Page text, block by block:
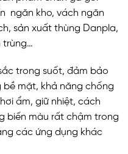
ngăn kho, vách ngăn
sản xuất thùng Danpla,
trùng…
trong suốt, đảm bảo
mặt, khả năng chống
ẩm, giữ nhiệt, cách
biến màu rất chậm trong
các ứng dụng khác